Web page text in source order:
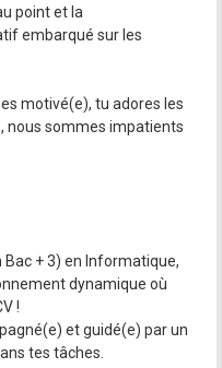
point et la
embarqué sur les
motivé(e), tu adores les
nous sommes impatients
+ 3) en Informatique,
dynamique où
!
et guidé(e) par un
tes tâches.